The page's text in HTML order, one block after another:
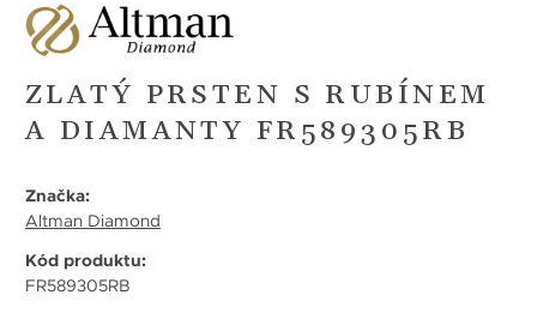
ZLATÝ PRSTEN S RUBÍNEM
A DIAMANTY FR589305RB
Značka:
Altman Diamond
Kód produktu:
FR589305RB